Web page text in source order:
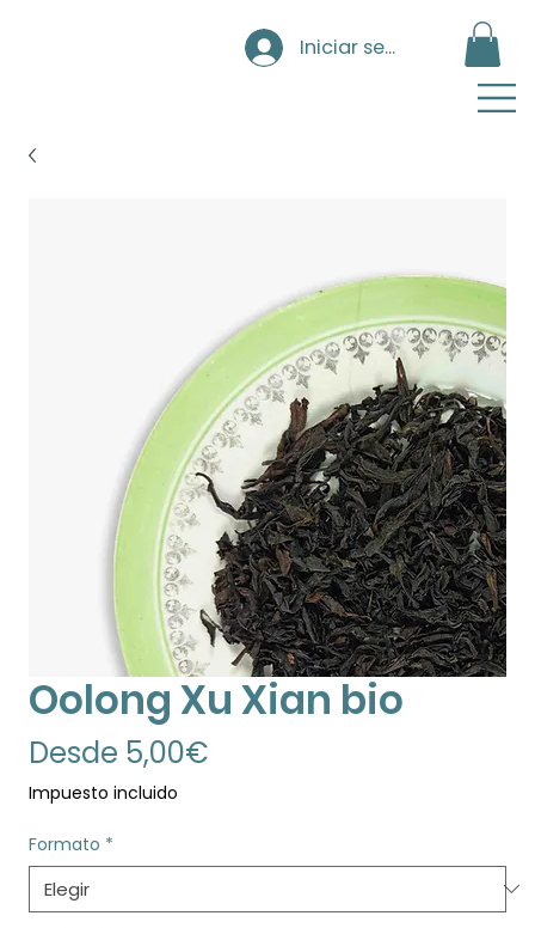
Iniciar sesión
Oolong Xu Xian bio
Desde 5,00€Precio
Impuesto incluido
Formato *